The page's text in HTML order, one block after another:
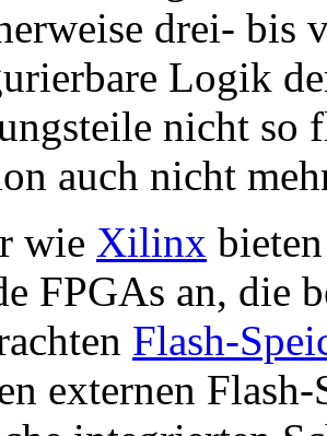
drei- bis
Logik
nicht so
auch nicht
wie Xilinx
FPGAs an, die
Flash-
externen